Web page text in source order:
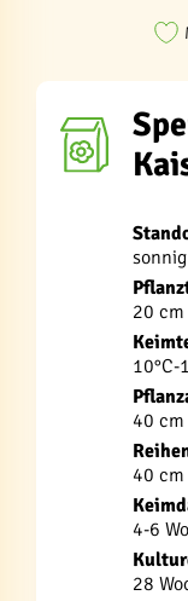
20 cm
10°C-
40 cm
40 cm
4-6
28